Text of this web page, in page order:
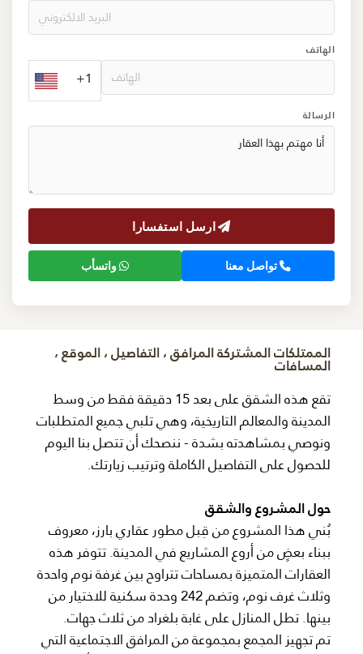
الهاتف
+1
الرسالة
ارسل استفسارا
تواصل معنا واتسأب
الممتلكات المشتركة المرافق ، التفاصيل ، الموقع ،
المسافات
تقع هذه الشقق على بعد 15 دقيقة فقط من وسط
المدينة والمعالم التاريخية، وهي تلبي جميع المتطلبات
ونوصي بمشاهدته بشدة - ننصحك أن تتصل بنا اليوم
للحصول على التفاصيل الكاملة وترتيب زيارتك.
حول المشروع والشقق
بُني هذا المشروع من قِبل مطور عقاري بارز، معروف
ببناء بعضٍ من أروع المشاريع في المدينة. تتوفر هذه
العقارات المتميزة بمساحات تتراوح بين غرفة نوم واحدة
وثلاث غرف نوم، وتضم 242 وحدة سكنية للاختيار من
بينها. تطل المنازل على غابة بلغراد من ثلاث جهات.
تم تجهيز المجمع بمجموعة من المرافق الاجتماعية التي